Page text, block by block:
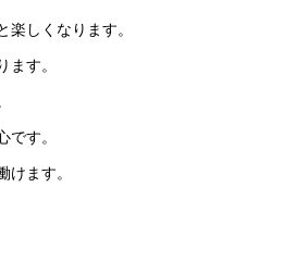
しくなります。
す。
す。
ます。